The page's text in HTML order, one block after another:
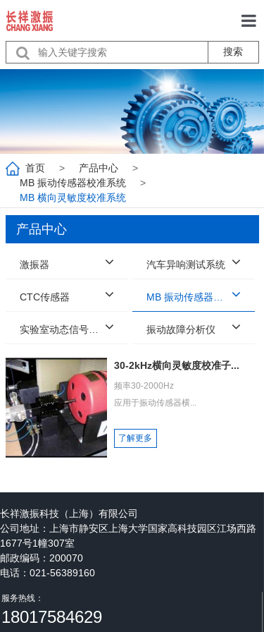
关于
产
服务
联系
搜索
首页 > 产品中心
>
MB 振动传感器校准系统
>
MB 横向灵敏度校准系统
产品中心
激振器 汽车异响测试系统
CTC传感器
实验室动态信号采集分析系统 振动故障分析仪
30-2kHz横向灵敏度校准子...
频率30-2000Hz
应用于振动传感器横...
了解更多
服务热线：
18017584629
长祥激振科技（上海）有限公司
公司地址： 上海市静安区上海大学国家高科技园区江场西路
1677号1幢307室
邮政编码：200070
电话：021-56389160